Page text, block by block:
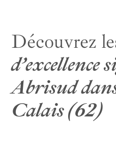
Découvrez
d’excellence
Abrisud
Calais (62)